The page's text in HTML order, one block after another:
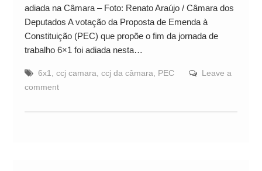
adiada na Câmara – Foto: Renato Araújo / Câmara dos
Deputados A votação da Proposta de Emenda à
Constituição (PEC) que propõe o fim da jornada de
trabalho 6×1 foi adiada nesta…
6x1 ccj camara ccj da câmara PEC
Leave a
comment